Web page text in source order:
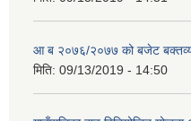
आ ब २०७६/२०७७ को बजेट
मिति: 09/13/2019 - 14:50